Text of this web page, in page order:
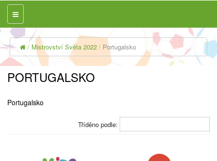
Mistrovství Světa 2022 Portugalsko
PORTUGALSKO
Portugalsko
Tříděno podle: